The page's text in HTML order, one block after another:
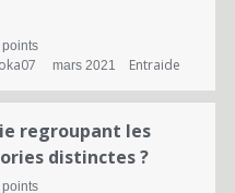
points
mars 2021 Entraide
regroupant les
distinctes ?
points